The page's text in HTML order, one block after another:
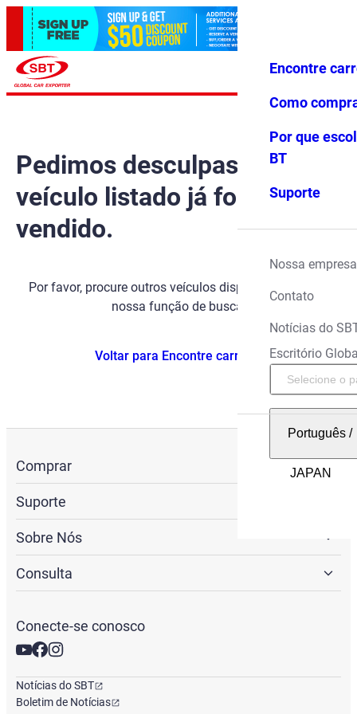
Favoritos Menu
Encontre
Como
Por que
BT
Suporte
Nossa empresa
Contato
Notícias do
Escritório
Português/
Pedimos desculpas, mas o
veículo listado já foi
vendido.
Por favor, procure outros veículos disponíveis usando
nossa função de busca.
Voltar para Encontre carros
Comprar
Suporte
Sobre Nós
Consulta
Conecte-se conosco
Notícias do SBT
Boletim de Notícias